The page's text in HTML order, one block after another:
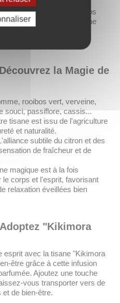
de saveurs pour une
l'agriculture biologique, nos
sélectionnés pour offrir une
votre santé et de
la Magie de
rooibos vert, verveine,
souci, passiflore, cassis...
tisane est issu de l'agriculture
et naturalité.
subtile du citron et des
de fraîcheur et de
magique est à la fois
le corps et l'esprit, favorisant
relaxation éveillées bien
"Kikimora
esprit avec la tisane "Kikimora
être grâce à cette infusion
Ajoutez une touche
vous transporter vers de
de bien-être.